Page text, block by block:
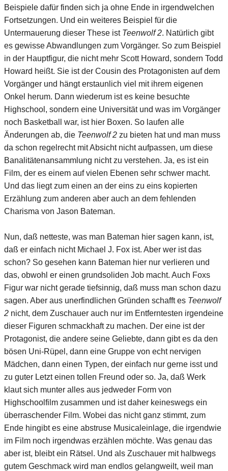
Beispiele dafür finden sich ja ohne Ende in irgendwelchen
Fortsetzungen. Und ein weiteres Beispiel für die
Untermauerung dieser These ist Teenwolf 2. Natürlich gibt
es gewisse Abwandlungen zum Vorgänger. So zum Beispiel
in der Hauptfigur, die nicht mehr Scott Howard, sondern Todd
Howard heißt. Sie ist der Cousin des Protagonisten auf dem
Vorgänger und hängt erstaunlich viel mit ihrem eigenen
Onkel herum. Dann wiederum ist es keine besuchte
Highschool, sondern eine Universität und was im Vorgänger
noch Basketball war, ist hier Boxen. So laufen alle
Änderungen ab, die Teenwolf 2 zu bieten hat und man muss
da schon regelrecht mit Absicht nicht aufpassen, um diese
Banalitätenansammlung nicht zu verstehen. Ja, es ist ein
Film, der es einem auf vielen Ebenen sehr schwer macht.
Und das liegt zum einen an der eins zu eins kopierten
Erzählung zum anderen aber auch an dem fehlenden
Charisma von Jason Bateman.
Nun, daß netteste, was man Bateman hier sagen kann, ist,
daß er einfach nicht Michael J. Fox ist. Aber wer ist das
schon? So gesehen kann Bateman hier nur verlieren und
das, obwohl er einen grundsoliden Job macht. Auch Foxs
Figur war nicht gerade tiefsinnig, daß muss man schon dazu
sagen. Aber aus unerfindlichen Gründen schafft es Teenwolf
2 nicht, dem Zuschauer auch nur im Entferntesten irgendeine
dieser Figuren schmackhaft zu machen. Der eine ist der
Protagonist, die andere seine Geliebte, dann gibt es da den
bösen Uni-Rüpel, dann eine Gruppe von echt nervigen
Mädchen, dann einen Typen, der einfach nur gerne isst und
zu guter Letzt einen tollen Freund oder so. Ja, daß Werk
klaut sich munter alles aus jedweder Form von
Highschoolfilm zusammen und ist daher keineswegs ein
überraschender Film. Wobei das nicht ganz stimmt, zum
Ende hingibt es eine abstruse Musicaleinlage, die irgendwie
im Film noch irgendwas erzählen möchte. Was genau das
aber ist, bleibt ein Rätsel. Und als Zuschauer mit halbwegs
gutem Geschmack wird man endlos gelangweilt, weil man